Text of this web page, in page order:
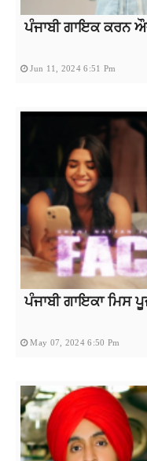
ਪੰਜਾਬੀ ਗਾਇਕ ਕਰਨ
Jun 11, 2024 6:51 Pm
ਪੰਜਾਬੀ ਗਾਇਕਾ ਮਿਸ
May 07, 2024 6:50 Pm